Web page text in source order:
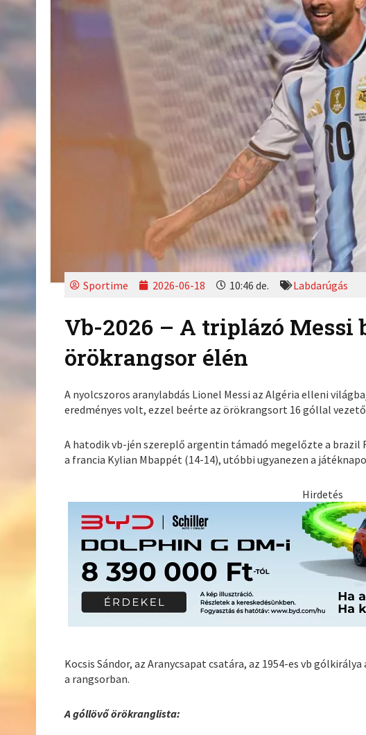
Sportime 2026-06-18 10:46 de. Labdarúgás
Vb-2026 – A triplázó Messi
örökrangsor élén
A nyolcszoros aranylabdás Lionel Messi az Algéria elleni
eredményes volt, ezzel beérte az örökrangsort 16 góllal
A hatodik vb-jén szereplő argentin támadó megelőzte a brazil
a francia Kylian Mbappét (14-14), utóbbi ugyanezen a
Hirdetés
Kocsis Sándor, az Aranycsapat csatára, az 1954-es vb
a rangsorban.
A góllövő örökranglista: